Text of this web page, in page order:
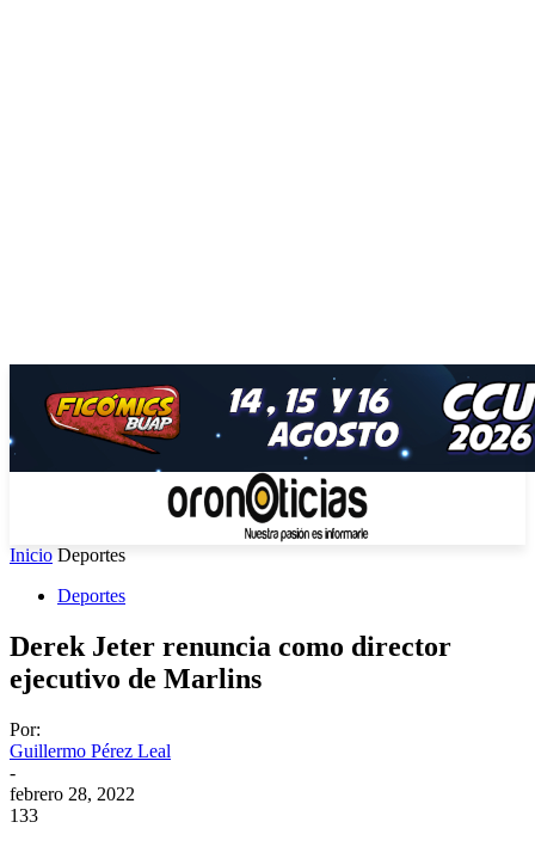
Inicio Deportes
Deportes
Derek Jeter renuncia como director
ejecutivo de Marlins
Por:
Guillermo Pérez Leal
-
febrero 28, 2022
133